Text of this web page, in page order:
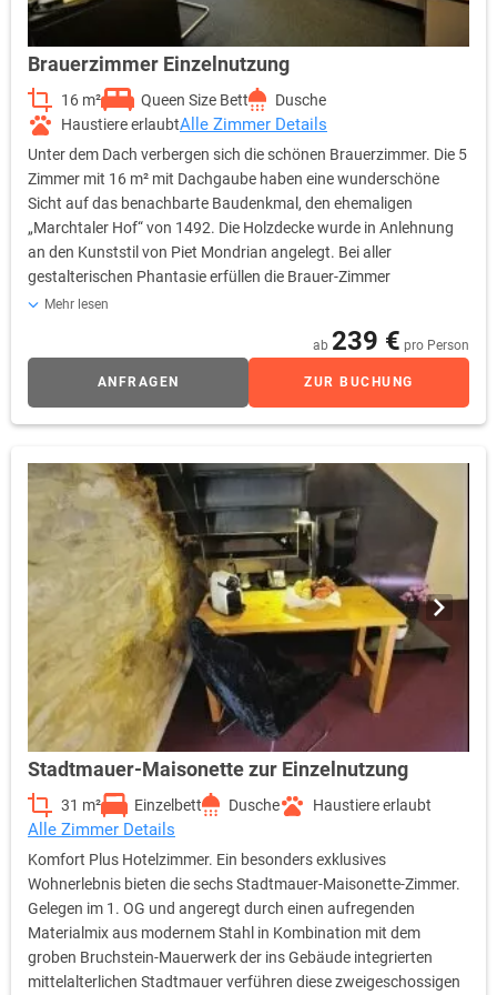
Brauerzimmer Einzelnutzung
16 m² Queen Size Bett
Dusche
Haustiere erlaubtAlle Zimmer Details
Unter dem Dach verbergen sich die schönen Brauerzimmer. Die 5
Zimmer mit 16 m² mit Dachgaube haben eine wunderschöne
Sicht auf das benachbarte Baudenkmal, den ehemaligen
„Marchtaler Hof“ von 1492. Die Holzdecke wurde in Anlehnung
an den Kunststil von Piet Mondrian angelegt. Bei aller
gestalterischen Phantasie erfüllen die Brauer-Zimmer
selbstverständlich sämtliche Standards der internationalen
Klimaanlage, 40Zoll LCD-TV, Sky-free-to-Guest, kostenfreies
WLAN, Radio, Telefon, Safe, Wecker sowie eine Kaffee- und
Mehr lesen
ab 239 € pro Person
ANFRAGEN ZUR BUCHUNG
Stadtmauer-Maisonette zur Einzelnutzung
31 m² Einzelbett Dusche Haustiere erlaubt
Alle Zimmer Details
Komfort Plus Hotelzimmer. Ein besonders exklusives
Wohnerlebnis bieten die sechs Stadtmauer-Maisonette-Zimmer.
Gelegen im 1. OG und angeregt durch einen aufregenden
Materialmix aus modernem Stahl in Kombination mit dem
groben Bruchstein-Mauerwerk der ins Gebäude integrierten
mittelalterlichen Stadtmauer verführen diese zweigeschossigen